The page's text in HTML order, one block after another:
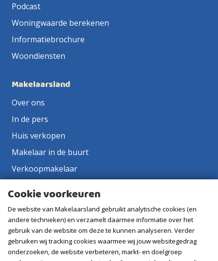
Podcast
Woningwaarde berekenen
Informatiebrochure
Woondiensten
Makelaarsland
Over ons
In de pers
Huis verkopen
Makelaar in de buurt
Verkoopmakelaar
Vacatures
Volg ons
Cookie voorkeuren
De website van Makelaarsland gebruikt analytische cookies (en
andere technieken) en verzamelt daarmee informatie over het
gebruik van de website om deze te kunnen analyseren. Verder
gebruiken wij tracking cookies waarmee wij jouw websitegedrag
onderzoeken, de website verbeteren, markt- en doelgroep